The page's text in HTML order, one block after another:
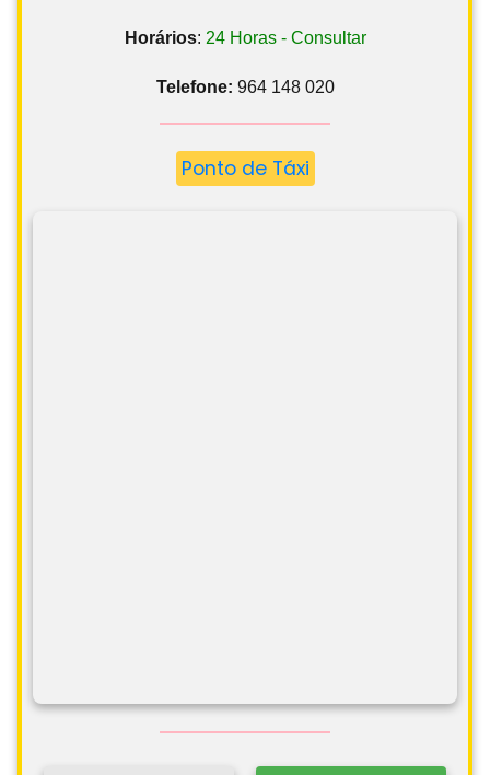
Horários: 24 Horas - Consultar
Telefone: 964 148 020
Ponto de Táxi